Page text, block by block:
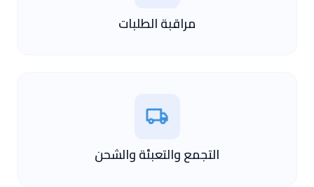
مراقبة الطلبات
التجمع والتعبئة والشحن